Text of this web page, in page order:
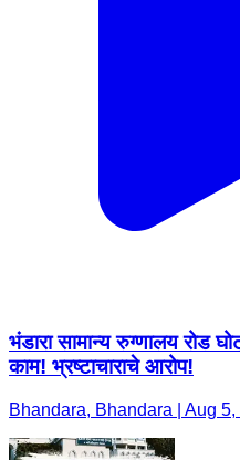
भंडारा सामान्य रुग्णालय रोड
काम! भ्रष्टाचाराचे आरोप!
Bhandara, Bhandara | Aug 5,